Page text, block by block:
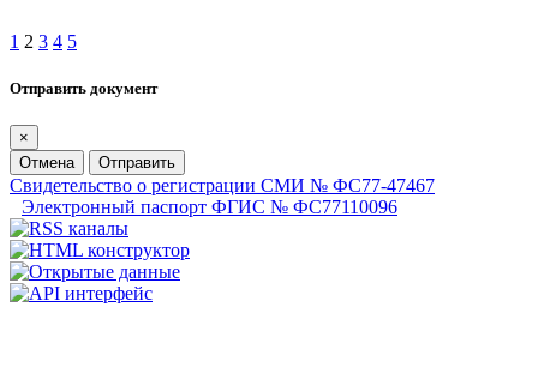
1 2 3 4 5
Отправить документ
×
Отмена
Отправить
Свидетельство о регистрации СМИ № ФС77-47467
Электронный паспорт ФГИС № ФС77110096